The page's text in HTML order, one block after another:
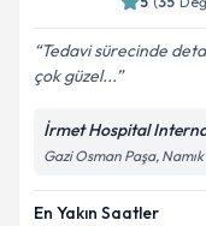
Tedavi sürecinde
çok güzel...
İrmet Hospital
Gazi Osman Paşa,
En Yakın Saatler